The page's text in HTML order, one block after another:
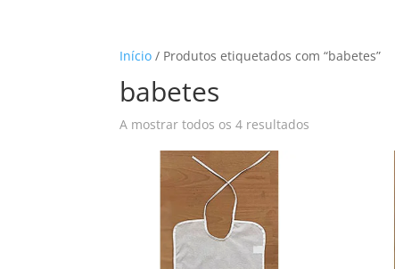
Início / Produtos etiquetados com “babetes”
babetes
A mostrar todos os 4 resultados